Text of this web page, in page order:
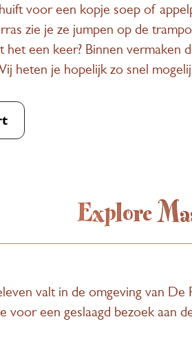
voor een kopje soep of
zie je ze jumpen op de
het een keer? Binnen
heten je hopelijk zo snel
Explore
valt in de omgeving van
voor een geslaagd bezoek aan